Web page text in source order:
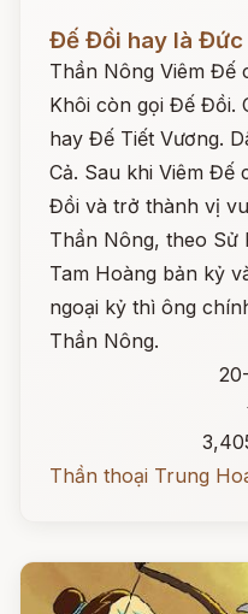
Đọc ngay
Đế Đồi hay là Đức
Thần Nông Viêm Đế
Khôi còn gọi Đế Đồi.
hay Đế Tiết Vương.
Cả. Sau khi Viêm
Đồi và trở thành vị
Thần Nông, theo Sử
Tam Hoàng bản kỷ
ngoại kỷ thì ông
Thần Nông.
Thần thoại Trung